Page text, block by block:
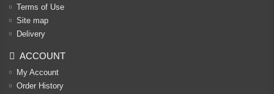
Terms of Use
Site map
Delivery
ACCOUNT
My Account
Order History